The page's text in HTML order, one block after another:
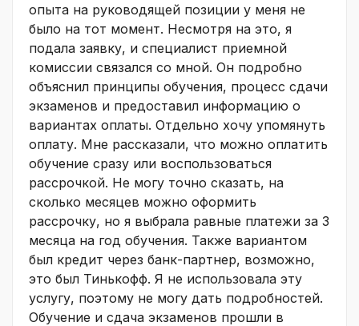
опыта на руководящей позиции у меня не
было на тот момент. Несмотря на это, я
подала заявку, и специалист приемной
комиссии связался со мной. Он подробно
объяснил принципы обучения, процесс сдачи
экзаменов и предоставил информацию о
вариантах оплаты. Отдельно хочу упомянуть
оплату. Мне рассказали, что можно оплатить
обучение сразу или воспользоваться
рассрочкой. Не могу точно сказать, на
сколько месяцев можно оформить
рассрочку, но я выбрала равные платежи за 3
месяца на год обучения. Также вариантом
был кредит через банк-партнер, возможно,
это был Тинькофф. Я не использовала эту
услугу, поэтому не могу дать подробностей.
Обучение и сдача экзаменов прошли в